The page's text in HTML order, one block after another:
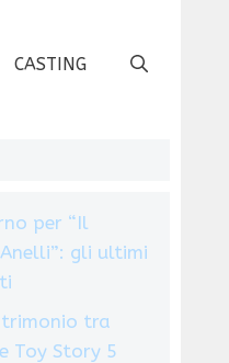
CASTING
per “Il
gli ultimi
tra
Toy Story 5